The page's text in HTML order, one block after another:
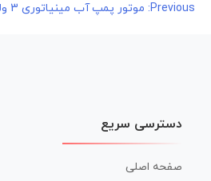
راهبری
Previous: موتور پمپ آب مینیاتوری 3 ولت DC
دسترسی سریع
صفحه اصلی